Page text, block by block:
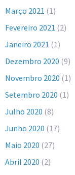
Março 2021 (1)
Fevereiro 2021 (2)
Janeiro 2021 (1)
Dezembro 2020 (9)
Novembro 2020 (1)
Setembro 2020 (1)
Julho 2020 (8)
Junho 2020 (17)
Maio 2020 (27)
Abril 2020 (2)